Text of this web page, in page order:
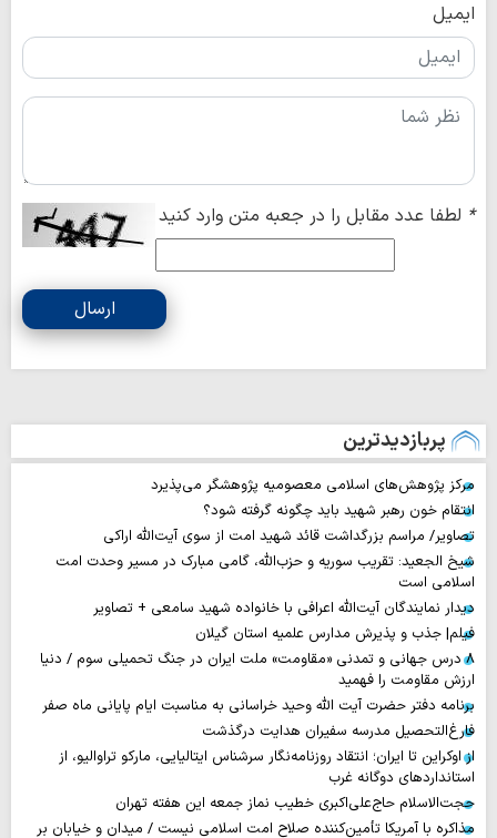
ایمیل
* لطفا عدد مقابل را در جعبه متن وارد کنید
ارسال
پربازدیدترین
مرکز پژوهش‌های اسلامی معصومیه پژوهشگر می‌پذیرد
انتقام خون رهبر شهید باید چگونه گرفته شود؟
تصاویر/ مراسم بزرگداشت قائد شهید امت از سوی آیت‌الله اراکی
شیخ الجعید: تقریب سوریه و حزب‌الله، گامی مبارک در مسیر وحدت امت
اسلامی است
دیدار نمایندگان آیت‌الله اعرافی با خانواده شهید سامعی + تصاویر
فیلم| جذب و پذیرش مدارس علمیه استان گیلان
۸ درس جهانی و تمدنی «مقاومت» ملت ایران در جنگ تحمیلی سوم / دنیا
ارزش مقاومت را فهمید
برنامه دفتر حضرت آیت الله وحید خراسانی به مناسبت ایام پایانی ماه صفر
فارغ‌التحصیل مدرسه سفیران هدایت درگذشت
از اوکراین تا ایران؛ انتقاد روزنامه‌نگار سرشناس ایتالیایی، مارکو تراوالیو، از
استانداردهای دوگانه غرب
حجت‌الاسلام حاج‌علی‌اکبری خطیب نماز جمعه این هفته تهران
مذاکره با آمریکا تأمین‌کننده صلاح امت اسلامی نیست / میدان و خیابان بر